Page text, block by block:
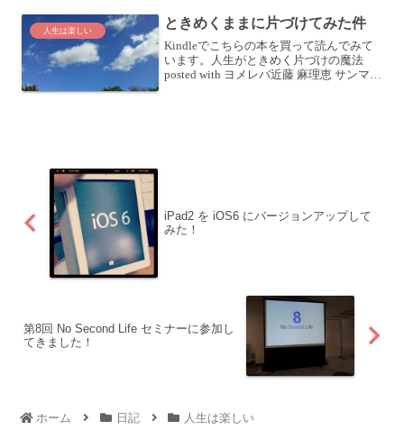
人生は楽しい ときめくままに片づけてみた件
Kindleでこちらの本を買って読んでみて
います。人生がときめく片づけの魔法
posted with ヨメレバ近藤 麻理恵 サンマー
iPad2 を iOS6 にバージョンアップして
みた！
第8回 No Second Life セミナーに参加し
てきました！
ホーム 日記 人生は楽しい